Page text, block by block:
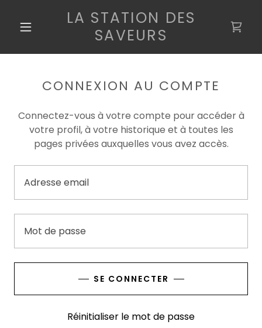
LA STATION DES
SAVEURS
CONNEXION AU COMPTE
Connectez-vous à votre compte pour accéder à
votre profil, à votre historique et à toutes les
pages privées auxquelles vous avez accès.
SE CONNECTER
Réinitialiser le mot de passe